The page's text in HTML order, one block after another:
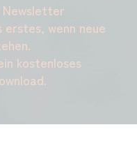
Newsletter
wenn neue
kostenloses